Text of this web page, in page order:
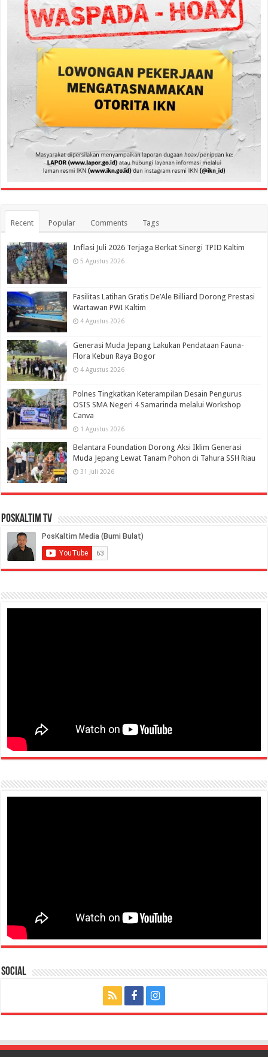
Recent Popular Comments Tags
Inflasi Juli 2026 Terjaga Berkat Sinergi TPID Kaltim
5 Agustus 2026
Fasilitas Latihan Gratis De’Ale Billiard Dorong Prestasi
Wartawan PWI Kaltim
4 Agustus 2026
Generasi Muda Jepang Lakukan Pendataan Fauna-
Flora Kebun Raya Bogor
4 Agustus 2026
Polnes Tingkatkan Keterampilan Desain Pengurus
OSIS SMA Negeri 4 Samarinda melalui Workshop
Canva
1 Agustus 2026
Belantara Foundation Dorong Aksi Iklim Generasi
Muda Jepang Lewat Tanam Pohon di Tahura SSH Riau
31 Juli 2026
PosKaltim TV
Social